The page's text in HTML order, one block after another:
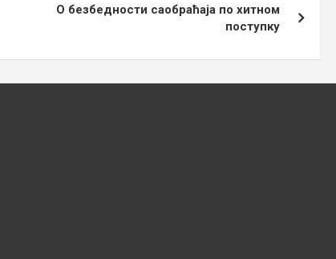
О безбедности саобраћаја по хитном
поступку